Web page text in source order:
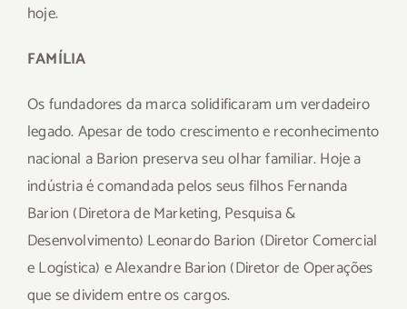
hoje.
FAMÍLIA
Os fundadores da marca solidificaram um verdadeiro
legado. Apesar de todo crescimento e reconhecimento
nacional a Barion preserva seu olhar familiar. Hoje a
indústria é comandada pelos seus filhos Fernanda
Barion (Diretora de Marketing, Pesquisa &
Desenvolvimento) Leonardo Barion (Diretor Comercial
e Logística) e Alexandre Barion (Diretor de Operações
que se dividem entre os cargos.